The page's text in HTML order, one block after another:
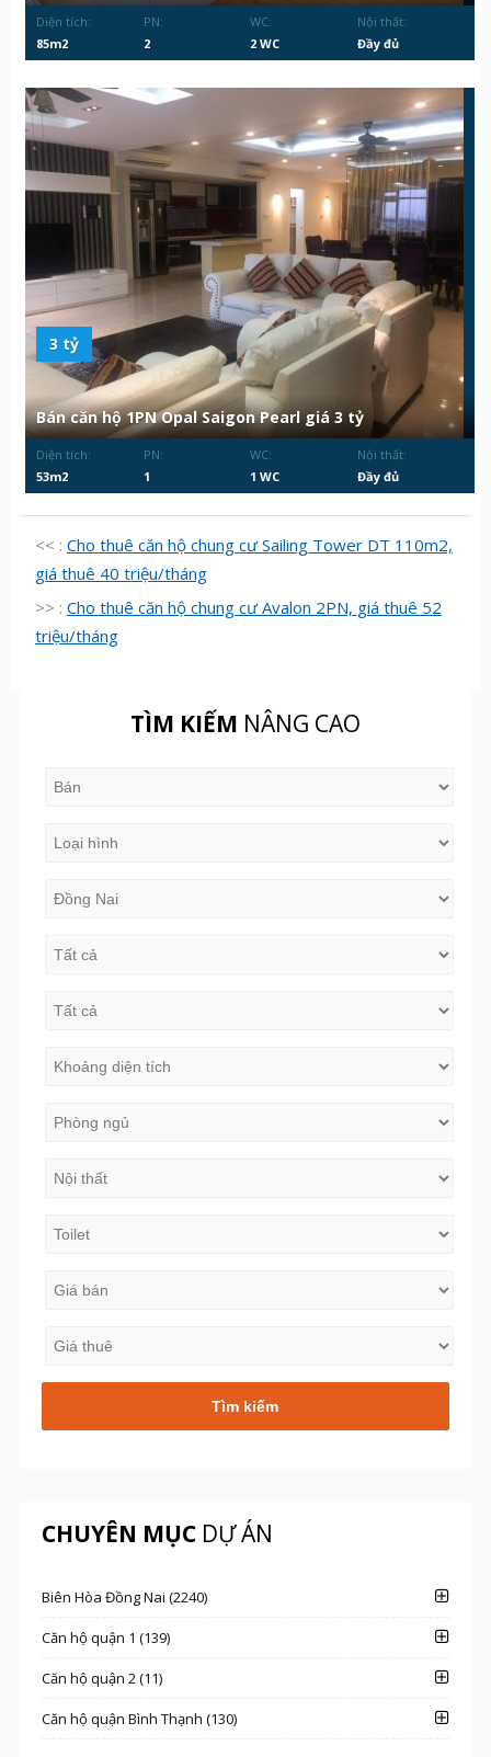
Diện tích:
85m2
PN:
2
WC:
2 WC
Nội thất:
Đầy đủ
3 tỷ
Bán căn hộ 1PN Opal Saigon Pearl giá 3 tỷ
Diện tích:
53m2
PN:
1
WC:
1 WC
Nội thất:
Đầy đủ
<< : Cho thuê căn hộ chung cư Sailing Tower DT 110m2,
giá thuê 40 triệu/tháng
>> : Cho thuê căn hộ chung cư Avalon 2PN, giá thuê 52
triệu/tháng
TÌM KIẾM NÂNG CAO
CHUYÊN MỤCDỰ ÁN
Biên Hòa Đồng Nai (2240)
Căn hộ quận 1 (139)
Căn hộ quận 2 (11)
Căn hộ quận Bình Thạnh (130)